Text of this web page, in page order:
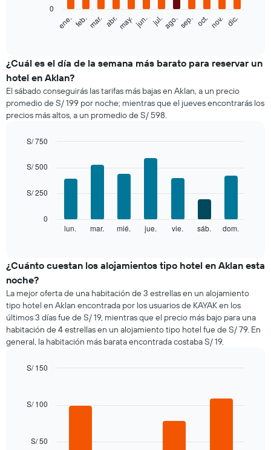
el
promedio
de
una
habitación
mes
gráfico
eje
El
gráfico
muestra
1
Y
que
indica
precio
una
ene. feb.mar. abr.may.jun. jul.ago.sep. oct.nov. dic.
0
¿Cuál es el día de la semana más barato para reservar un
hotel en Aklan?
El sábado conseguirás las tarifas más bajas en Aklan, a un precio
promedio de S/ 199 por noche; mientras que el jueves encontrarás los
precios más altos, a un promedio de S/ 598.
chart
bars.
el
promedio
de
una
habitación
por
cada
de
El
eje
lun. mar. mié. jue. vie. sáb. dom.
0
S/ 250
S/ 500
S/ 750
¿Cuánto cuestan los alojamientos tipo hotel en Aklan esta
noche?
La mejor oferta de una habitación de 3 estrellas en un alojamiento
tipo hotel en Aklan encontrada por los usuarios de KAYAK en los
últimos 3 días fue de S/ 19, mientras que el precio más bajo para una
habitación de 4 estrellas en un alojamiento tipo hotel fue de S/ 79. En
general, la habitación más barata encontrada costaba S/ 19.
with
S/ 50
S/ 100
S/ 150